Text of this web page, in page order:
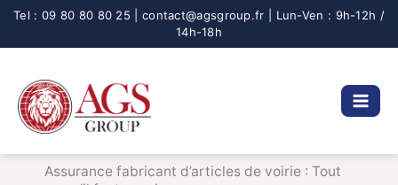
Aller
Assurance fabricant d’articles de voirie : Tout